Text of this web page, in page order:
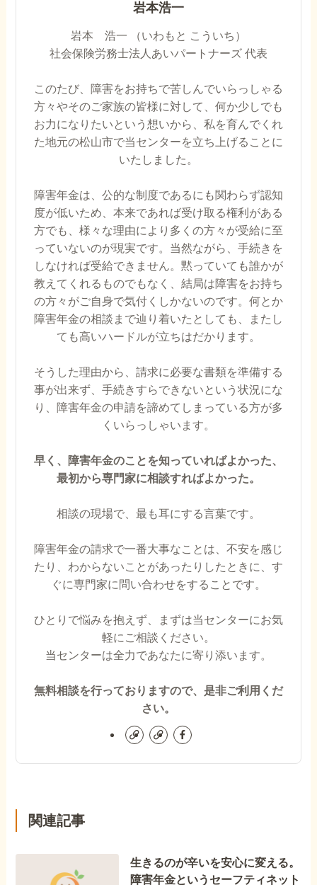
岩本浩一
岩本 浩一 （いわもと こういち）
社会保険労務士法人あいパートナーズ 代表
このたび、障害をお持ちで苦しんでいらっしゃる
方々やそのご家族の皆様に対して、何か少しでも
お力になりたいという想いから、私を育んでくれ
た地元の松山市で当センターを立ち上げることに
いたしました。
障害年金は、公的な制度であるにも関わらず認知
度が低いため、本来であれば受け取る権利がある
方でも、様々な理由により多くの方々が受給に至
っていないのが現実です。当然ながら、手続きを
しなければ受給できません。黙っていても誰かが
教えてくれるものでもなく、結局は障害をお持ち
の方々がご自身で気付くしかないのです。何とか
障害年金の相談まで辿り着いたとしても、またし
ても高いハードルが立ちはだかります。
そうした理由から、請求に必要な書類を準備する
事が出来ず、手続きすらできないという状況にな
り、障害年金の申請を諦めてしまっている方が多
くいらっしゃいます。
早く、障害年金のことを知っていればよかった、
最初から専門家に相談すればよかった。
相談の現場で、最も耳にする言葉です。
障害年金の請求で一番大事なことは、不安を感じ
たり、わからないことがあったりしたときに、す
ぐに専門家に問い合わせをすることです。
ひとりで悩みを抱えず、まずは当センターにお気
軽にご相談ください。
当センターは全力であなたに寄り添います。
無料相談を行っておりますので、是非ご利用くだ
さい。
関連記事
生きるのが辛いを安心に変える。
障害年金というセーフティネット